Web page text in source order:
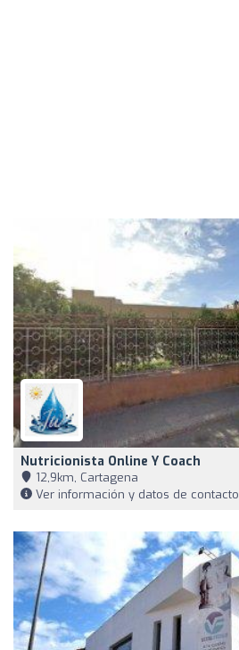
Nutricionista Online Y Coach
12,9km, Cartagena
Ver información y datos de contacto